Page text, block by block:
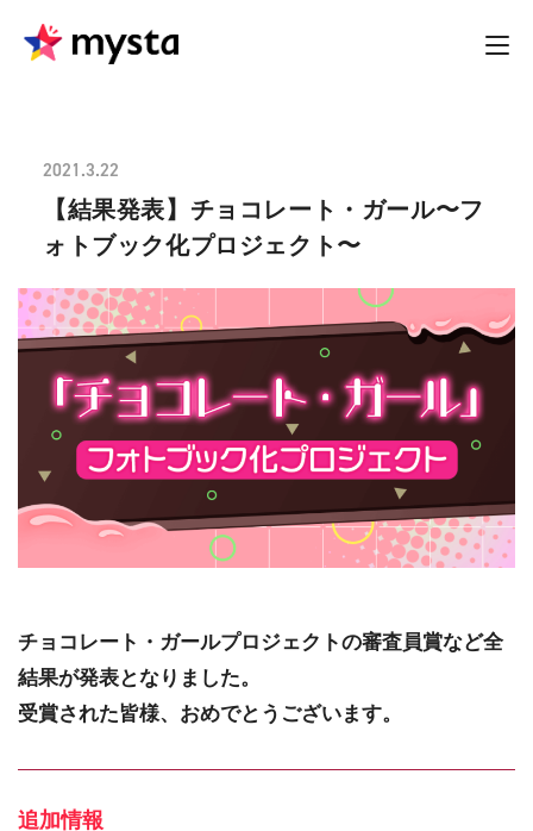
2021.3.22
【結果発表】チョコレート・ガール〜フ
ォトブック化プロジェクト〜
チョコレート・ガールプロジェクトの審査員賞など全
結果が発表となりました。
受賞された皆様、おめでとうございます。
追加情報